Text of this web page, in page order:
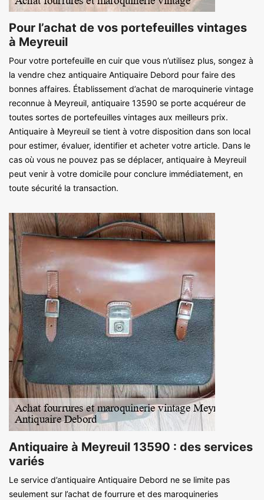
Pour l’achat de vos portefeuilles vintages
à Meyreuil
Pour votre portefeuille en cuir que vous n’utilisez plus, songez à
la vendre chez antiquaire Antiquaire Debord pour faire des
bonnes affaires. Établissement d’achat de maroquinerie vintage
reconnue à Meyreuil, antiquaire 13590 se porte acquéreur de
toutes sortes de portefeuilles vintages aux meilleurs prix.
Antiquaire à Meyreuil se tient à votre disposition dans son local
pour estimer, évaluer, identifier et acheter votre article. Dans le
cas où vous ne pouvez pas se déplacer, antiquaire à Meyreuil
peut venir à votre domicile pour conclure immédiatement, en
toute sécurité la transaction.
Antiquaire à Meyreuil 13590 : des services
variés
Le service d’antiquaire Antiquaire Debord ne se limite pas
seulement sur l’achat de fourrure et des maroquineries